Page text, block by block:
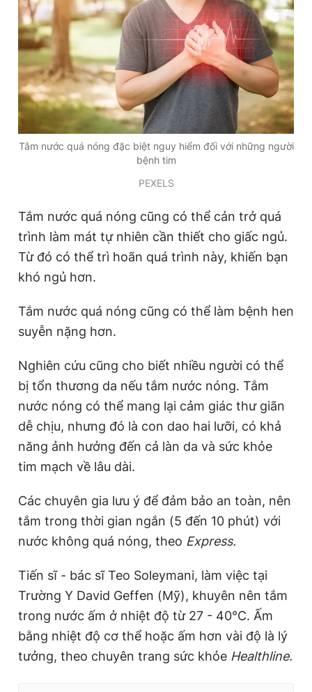
Tắm nước quá nóng đặc biệt nguy hiểm đối với những người
bệnh tim
PEXELS
Tắm nước quá nóng cũng có thể cản trở quá
trình làm mát tự nhiên cần thiết cho giấc ngủ.
Từ đó có thể trì hoãn quá trình này, khiến bạn
khó ngủ hơn.
Tắm nước quá nóng cũng có thể làm bệnh hen
suyễn nặng hơn.
Nghiên cứu cũng cho biết nhiều người có thể
bị tổn thương da nếu tắm nước nóng. Tắm
nước nóng có thể mang lại cảm giác thư giãn
dễ chịu, nhưng đó là con dao hai lưỡi, có khả
năng ảnh hưởng đến cả làn da và sức khỏe
tim mạch về lâu dài.
Các chuyên gia lưu ý để đảm bảo an toàn, nên
tắm trong thời gian ngắn (5 đến 10 phút) với
nước không quá nóng, theo Express.
Tiến sĩ - bác sĩ Teo Soleymani, làm việc tại
Trường Y David Geffen (Mỹ), khuyên nên tắm
trong nước ấm ở nhiệt độ từ 27 - 40°C. Ấm
bằng nhiệt độ cơ thể hoặc ấm hơn vài độ là lý
tưởng, theo chuyên trang sức khỏe Healthline.